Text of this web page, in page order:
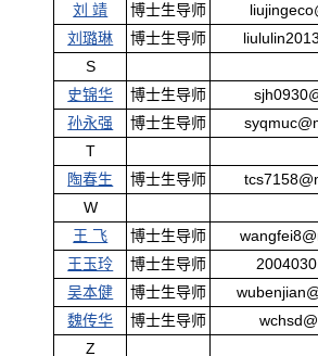
刘 靖
博士生导师
刘璐琳
博士生导师
S
史锦华
博士生导师
孙永强
博士生导师
T
陶春生
博士生导师
W
王 飞
博士生导师
王玉玲
博士生导师
吴本健
博士生导师
魏传华
博士生导师
Z